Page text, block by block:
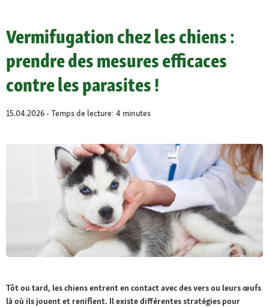
Vermifugation chez les chiens :
prendre des mesures efficaces
contre les parasites !
15.04.2026 - Temps de lecture: 4 minutes
Tôt ou tard, les chiens entrent en contact avec des vers ou leurs œufs
là où ils jouent et reniflent. Il existe différentes stratégies pour